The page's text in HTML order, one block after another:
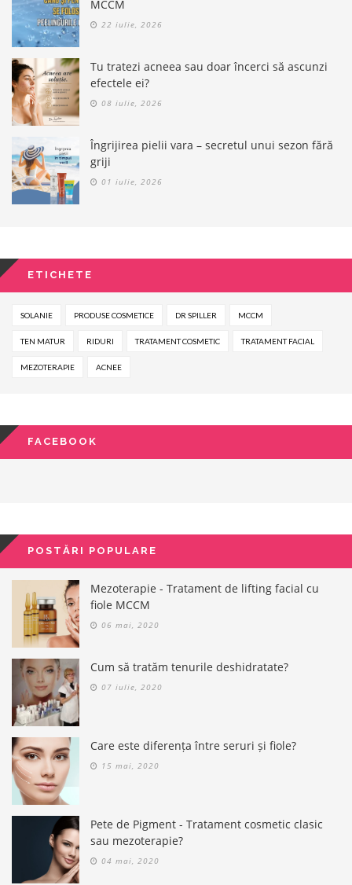
MCCM
22 iulie, 2026
Tu tratezi acneea sau doar încerci să ascunzi
efectele ei?
08 iulie, 2026
Îngrijirea pielii vara – secretul unui sezon fără
griji
01 iulie, 2026
ETICHETE
SOLANIE PRODUSE COSMETICE DR SPILLER MCCM
TEN MATUR RIDURI TRATAMENT COSMETIC TRATAMENT FACIAL
MEZOTERAPIE ACNEE
FACEBOOK
POSTĂRI POPULARE
Mezoterapie - Tratament de lifting facial cu
fiole MCCM
06 mai, 2020
Cum să tratăm tenurile deshidratate?
07 iulie, 2020
Care este diferența între seruri și fiole?
15 mai, 2020
Pete de Pigment - Tratament cosmetic clasic
sau mezoterapie?
04 mai, 2020